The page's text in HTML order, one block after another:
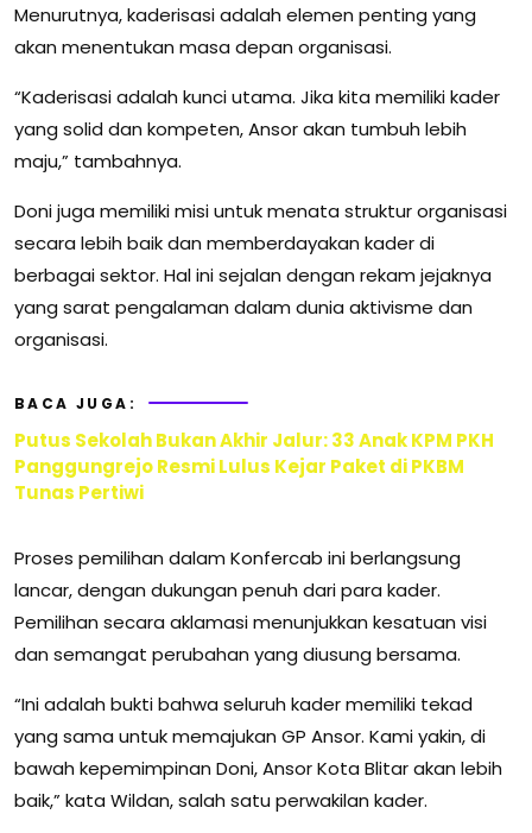
Menurutnya, kaderisasi adalah elemen penting yang
akan menentukan masa depan organisasi.
“Kaderisasi adalah kunci utama. Jika kita memiliki kader
yang solid dan kompeten, Ansor akan tumbuh lebih
maju,” tambahnya.
Doni juga memiliki misi untuk menata struktur organisasi
secara lebih baik dan memberdayakan kader di
berbagai sektor. Hal ini sejalan dengan rekam jejaknya
yang sarat pengalaman dalam dunia aktivisme dan
organisasi.
BACA JUGA:
Putus Sekolah Bukan Akhir Jalur: 33 Anak KPM PKH
Panggungrejo Resmi Lulus Kejar Paket di PKBM
Tunas Pertiwi
Proses pemilihan dalam Konfercab ini berlangsung
lancar, dengan dukungan penuh dari para kader.
Pemilihan secara aklamasi menunjukkan kesatuan visi
dan semangat perubahan yang diusung bersama.
“Ini adalah bukti bahwa seluruh kader memiliki tekad
yang sama untuk memajukan GP Ansor. Kami yakin, di
bawah kepemimpinan Doni, Ansor Kota Blitar akan lebih
baik,” kata Wildan, salah satu perwakilan kader.